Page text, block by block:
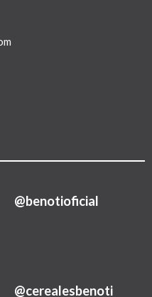
@benotioficial
@cerealesbenoti